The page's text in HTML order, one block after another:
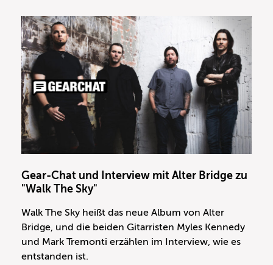
Gear-Chat und Interview mit Alter Bridge zu
"Walk The Sky"
Walk The Sky heißt das neue Album von Alter
Bridge, und die beiden Gitarristen Myles Kennedy
und Mark Tremonti erzählen im Interview, wie es
entstanden ist.